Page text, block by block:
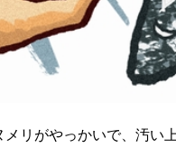
リがやっかいで、汚い